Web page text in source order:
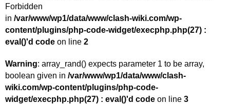
Forbidden
in /var/www/wp1/data/www/clash-wiki.com/wp-
content/plugins/php-code-widget/execphp.php(27) :
eval()'d code on line 2
Warning: array_rand() expects parameter 1 to be array,
boolean given in /var/www/wp1/data/www/clash-
wiki.com/wp-content/plugins/php-code-
widget/execphp.php(27) : eval()'d code on line 3